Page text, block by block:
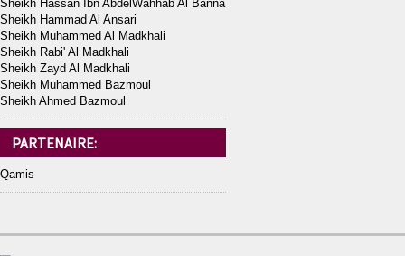
Sheikh Hassan Ibn AbdelWahhab Al Banna
Sheikh Hammad Al Ansari
Sheikh Muhammed Al Madkhali
Sheikh Rabi' Al Madkhali
Sheikh Zayd Al Madkhali
Sheikh Muhammed Bazmoul
Sheikh Ahmed Bazmoul
PARTENAIRE:
Qamis